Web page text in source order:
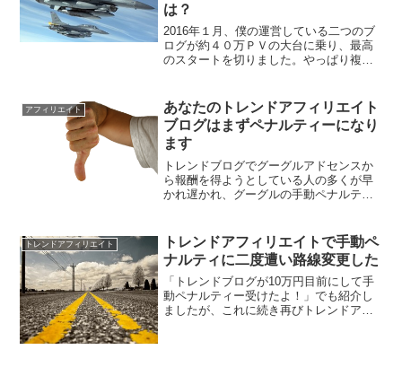
は？
2016年１月、僕の運営している二つのブ
ログが約４０万ＰＶの大台に乗り、最高
のスタートを切りました。やっぱり複数
のにはどんな秘密が隠されているのかを
お伝えしたいと思いま...
アフィリエイト
あなたのトレンドアフィリエイト
ブログはまずペナルティーになり
ます
トレンドブログでグーグルアドセンスか
ら報酬を得ようとしている人の多くが早
かれ遅かれ、グーグルの手動ペナルティ
始めたときにペナルティーを受ける絶望
感といったらありません。...
トレンドアフィリエイト
トレンドアフィリエイトで手動ペ
ナルティに二度遭い路線変更した
「トレンドブログが10万円目前にして手
動ペナルティー受けたよ！」でも紹介し
ましたが、これに続き再びトレンドアフ